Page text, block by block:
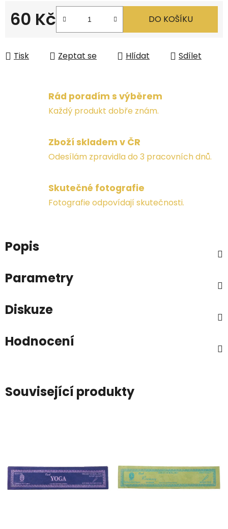
60 Kč
Měrná cena:
DO KOŠÍKU
Tisk Zeptat se Hlídat Sdílet
Rád poradím s výběrem
Každý produkt dobře znám.
Zboží skladem v ČR
Odesílám zpravidla do 3 pracovních dnů.
Skutečné fotografie
Fotografie odpovídají skutečnosti.
Popis
Parametry
Diskuze
Hodnocení
Související produkty